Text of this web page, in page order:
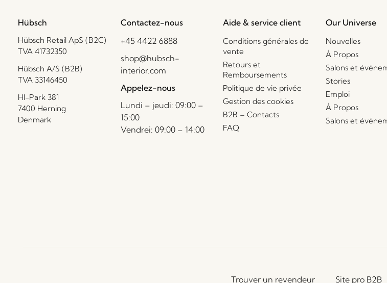
Hübsch
Hübsch Retail ApS (B2C)
TVA 41732350
Hübsch A/S (B2B)
TVA 33146450
HI-Park 381
7400 Herning
Denmark
Contactez-nous
+45 4422 6888
shop@hubsch-
interior.com
Appelez-nous
Lundi – jeudi: 09:00 –
15:00
Vendrei: 09:00 – 14:00
Aide & service client
Conditions générales de
vente
Retours et
Remboursements
Politique de vie privée
Gestion des cookies
B2B – Contacts
FAQ
Our Universe
Nouvelles
Á Propos
Salons et
Stories
Emploi
Á Propos
Salons et
Trouver un revendeur Site pro B2B